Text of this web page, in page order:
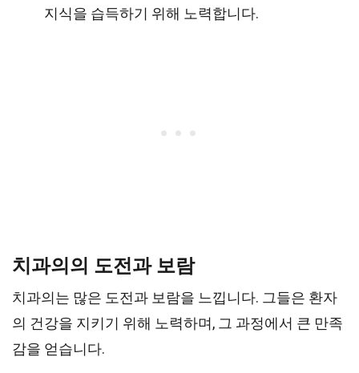
지식을 습득하기 위해 노력합니다.
치과의의 도전과 보람
치과의는 많은 도전과 보람을 느낍니다. 그들은 환자
의 건강을 지키기 위해 노력하며, 그 과정에서 큰 만족
감을 얻습니다.